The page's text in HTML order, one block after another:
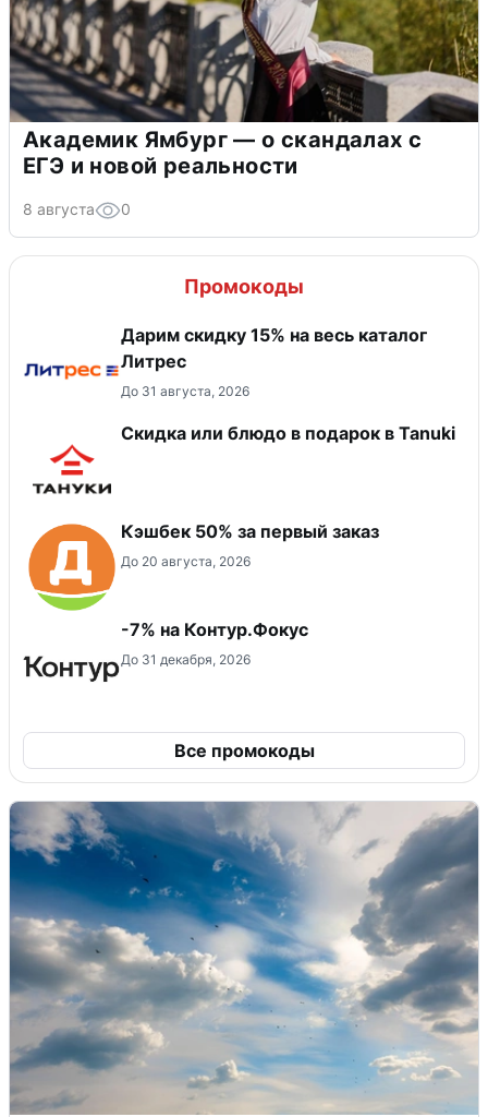
Академик Ямбург — о скандалах с
ЕГЭ и новой реальности
8 августа 0
Промокоды
Дарим скидку 15% на весь каталог
Литрес
До 31 августа, 2026
Скидка или блюдо в подарок в Tanuki
Кэшбек 50% за первый заказ
До 20 августа, 2026
-7% на Контур.Фокус
До 31 декабря, 2026
Все промокоды